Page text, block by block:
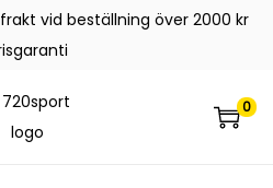
vid beställning över 2000 kr
0